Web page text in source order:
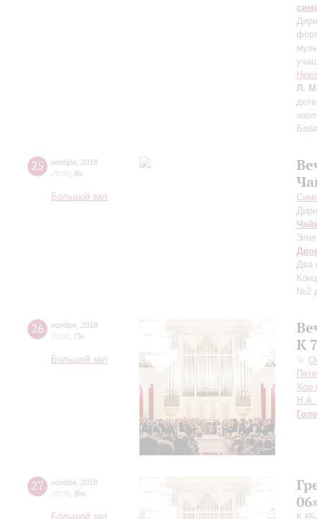
Л.
25 ноября 2018
20:00 Вс
Большой зал
Два
№2
26 ноября 2018
20:00 Пн
Большой зал
К
Хор
Н.А.
27 ноября 2018
20:00 Вт
Большой зал